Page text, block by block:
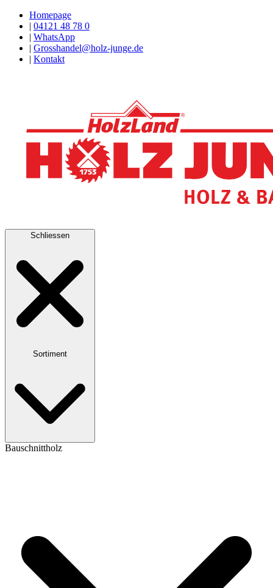
Homepage
| 04121 48 78 0
| WhatsApp
| Grosshandel@holz-junge.de
| Kontakt
Schliessen
Sortiment
Bauschnittholz